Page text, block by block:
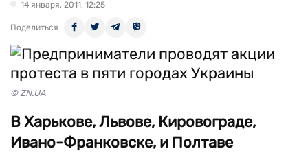
14 января, 2011, 12:25
Поделиться
© ZN.UA
В Харькове, Львове, Кировограде,
Ивано-Франковске, и Полтаве